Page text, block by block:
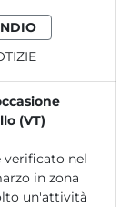
(VT)
verificato nel
in zona
un'attività